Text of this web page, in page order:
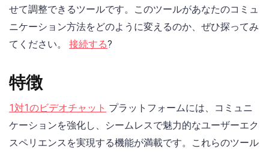
せて調整できるツールです。このツールがあなたのコミュ
ニケーション方法をどのように変えるのか、ぜひ探ってみ
てください。 接続する?
特徴
1対1のビデオチャット プラットフォームには、コミュニ
ケーションを強化し、シームレスで魅力的なユーザーエク
スペリエンスを実現する機能が満載です。これらのツール